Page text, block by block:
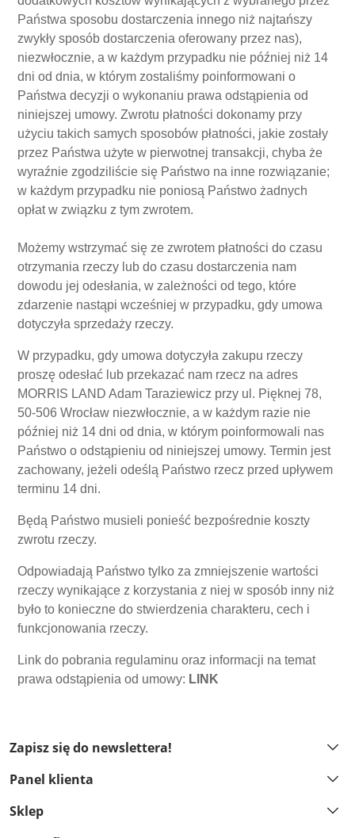
Państwa sposobu dostarczenia innego niż najtańszy
zwykły sposób dostarczenia oferowany przez nas),
niezwłocznie, a w każdym przypadku nie później niż 14
dni od dnia, w którym zostaliśmy poinformowani o
Państwa decyzji o wykonaniu prawa odstąpienia od
niniejszej umowy. Zwrotu płatności dokonamy przy
użyciu takich samych sposobów płatności, jakie zostały
przez Państwa użyte w pierwotnej transakcji, chyba że
wyraźnie zgodziliście się Państwo na inne rozwiązanie;
w każdym przypadku nie poniosą Państwo żadnych
opłat w związku z tym zwrotem.
Możemy wstrzymać się ze zwrotem płatności do czasu
otrzymania rzeczy lub do czasu dostarczenia nam
dowodu jej odesłania, w zależności od tego, które
zdarzenie nastąpi wcześniej w przypadku, gdy umowa
dotyczyła sprzedaży rzeczy.
W przypadku, gdy umowa dotyczyła zakupu rzeczy
proszę odesłać lub przekazać nam rzecz na adres
MORRIS LAND Adam Taraziewicz przy ul. Pięknej 78,
50-506 Wrocław niezwłocznie, a w każdym razie nie
później niż 14 dni od dnia, w którym poinformowali nas
Państwo o odstąpieniu od niniejszej umowy. Termin jest
zachowany, jeżeli odeślą Państwo rzecz przed upływem
terminu 14 dni.
Będą Państwo musieli ponieść bezpośrednie koszty
zwrotu rzeczy.
Odpowiadają Państwo tylko za zmniejszenie wartości
rzeczy wynikające z korzystania z niej w sposób inny niż
było to konieczne do stwierdzenia charakteru, cech i
funkcjonowania rzeczy.
Link do pobrania regulaminu oraz informacji na temat
prawa odstąpienia od umowy: LINK
Zapisz się do newslettera!
Panel klienta
Sklep